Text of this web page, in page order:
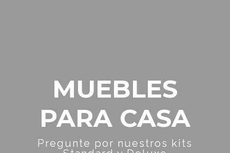
MUEBLES
PARA CASA
Pregunte por nuestros kits